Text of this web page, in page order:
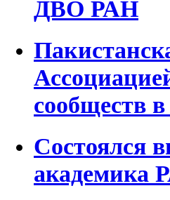
ДВО РАН
сообществ
Состоялся